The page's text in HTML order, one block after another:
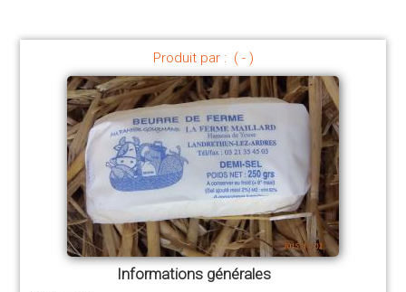
Produit par : ( - )
Informations générales